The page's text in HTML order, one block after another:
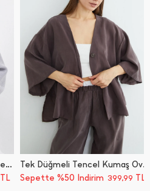
Fermuarlı Beli Lastikli Crop Ceket
TL
Tek Düğmeli Tencel Kumaş Oversize Ceket
Sepette %50 İndirim 399,99 TL